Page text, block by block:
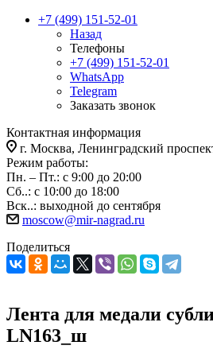
+7 (499) 151-52-01
Назад
Телефоны
+7 (499) 151-52-01
WhatsApp
Telegram
Заказать звонок
Контактная информация
г. Москва, Ленинградский
Режим работы:
Пн. – Пт.: с 9:00 до 20:00
Сб..: с 10:00 до 18:00
Вск..: выходной до сентября
moscow@mir-nagrad.ru
Поделиться
Лента для медали
LN163_ш